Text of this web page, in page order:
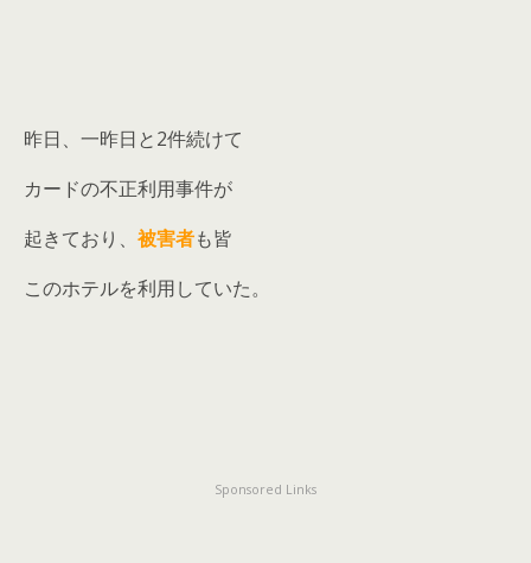
昨日、一昨日と2件続けて
カードの不正利用事件が
起きており、 被害者も皆
このホテルを利用していた。
Sponsored Links